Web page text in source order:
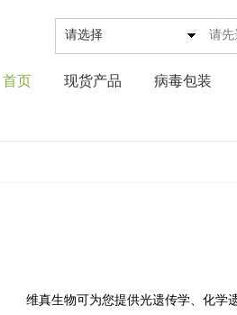
请选择
首页 现货产品 病毒包装
维真生物可为您提供光遗传学、化学